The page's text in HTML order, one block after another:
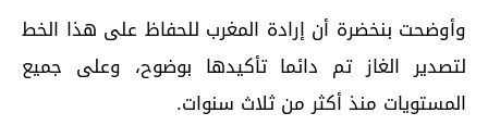
وأوضحت بنخضرة أن إرادة المغرب للحفاظ على هذا الخط
لتصدير الغاز تم دائما تأكيدها بوضوح، وعلى جميع
المستويات منذ أكثر من ثلاث سنوات.